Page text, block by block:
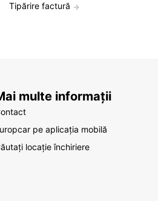
Tipărire factură
multe informații
pe aplicația mobilă
locație închiriere